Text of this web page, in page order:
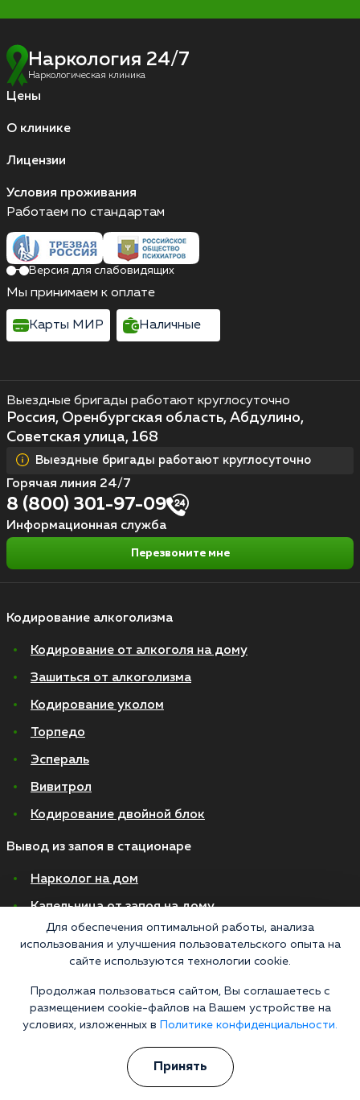
Наркология 24/7
Наркологическая клиника
Цены
О клинике
Лицензии
Условия проживания
Кодирование алкоголизма
Кодирование от алкоголя на дому
Зашиться от алкоголизма
Кодирование уколом
Торпедо
Эспераль
Вивитрол
Кодирование двойной блок
Вывод из запоя в стационаре
Нарколог на дом
Капельница от запоя на дому
Капельница от запоя в стационаре
Капельница от похмелья
Детоксикация
Экстренное вытрезвление
Лечение алкоголизма в стационаре
Выездные бригады работают круглосуточно
Россия, Оренбургская область, Абдулино,
Советская улица, 168
Выездные бригады работают круглосуточно
Горячая линия 24/7
8 (800) 301-97-09
Информационная служба
Перезвоните мне
Работаем по стандартам
Версия для слабовидящих
Мы принимаем к оплате
Карты МИР Наличные
Для обеспечения оптимальной работы, анализа
использования и улучшения пользовательского опыта на
сайте используются технологии cookie.
Продолжая пользоваться сайтом, Вы соглашаетесь с
размещением cookie-файлов на Вашем устройстве на
условиях, изложенных в
Политике конфиденциальности.
Принять